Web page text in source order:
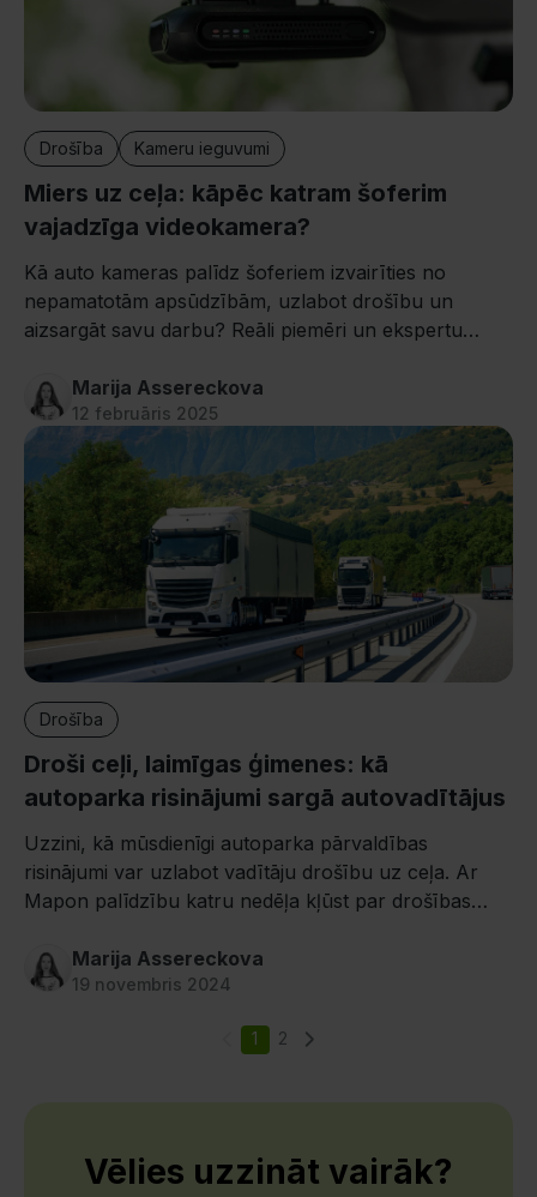
Drošība Kameru ieguvumi
Miers uz ceļa: kāpēc katram šoferim
vajadzīga videokamera?
Kā auto kameras palīdz šoferiem izvairīties no
nepamatotām apsūdzībām, uzlabot drošību un
aizsargāt savu darbu? Reāli piemēri un ekspertu
Marija Assereckova
12 februāris 2025
Drošība
Droši ceļi, laimīgas ģimenes: kā
autoparka risinājumi sargā autovadītājus
Uzzini, kā mūsdienīgi autoparka pārvaldības
risinājumi var uzlabot vadītāju drošību uz ceļa. Ar
Mapon palīdzību katru nedēļa kļūst par drošības
Marija Assereckova
19 novembris 2024
1 2
Vēlies uzzināt vairāk?